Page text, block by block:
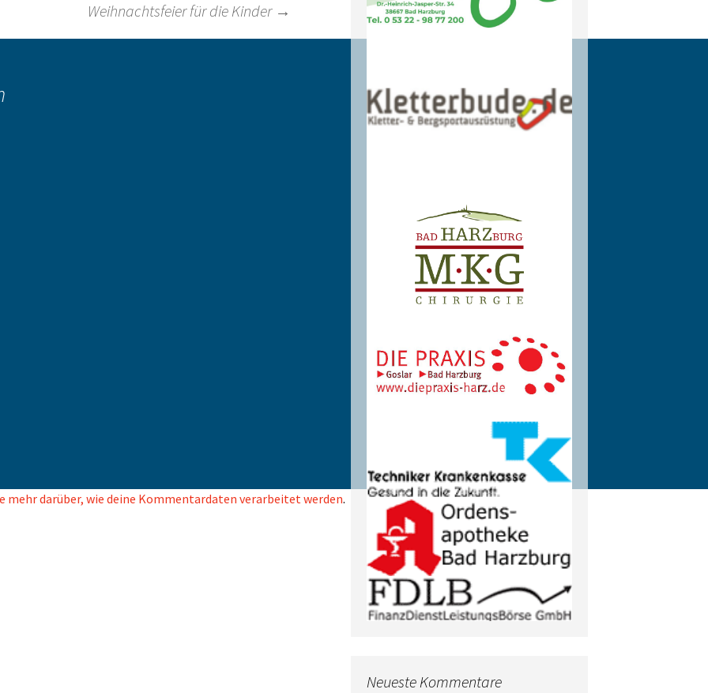
Weihnachtsfeier für die Kinder →
mehr darüber, wie deine Kommentardaten verarbeitet werden.
Neueste Kommentare